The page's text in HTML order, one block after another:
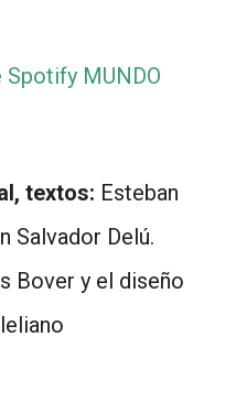
Spotify MUNDO
textos: Esteban
Salvador Delú.
Bover y el diseño